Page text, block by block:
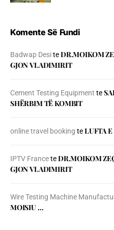
Komente Së Fundi
Badwap DesiteDR.MOIKOM
GJON VLADIMIRIT
Cement Testing Equipment te
SHЁRBIM TЁ KOMBIT
online travel booking teLUFTA
IPTV FranceteDR.MOIKOM
GJON VLADIMIRIT
Wire Testing Machine
MOISIU …